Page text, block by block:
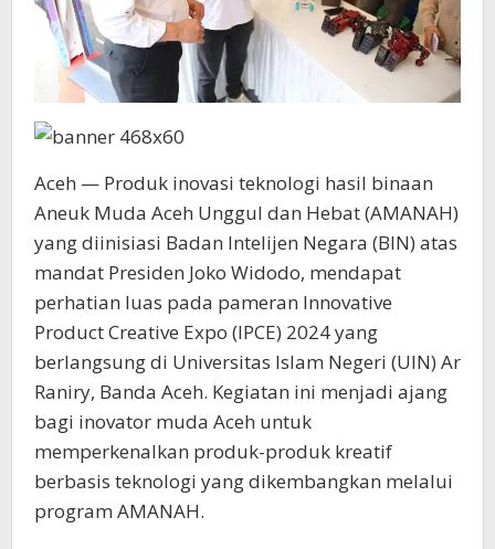
Aceh — Produk inovasi teknologi hasil binaan
Aneuk Muda Aceh Unggul dan Hebat (AMANAH)
yang diinisiasi Badan Intelijen Negara (BIN) atas
mandat Presiden Joko Widodo, mendapat
perhatian luas pada pameran Innovative
Product Creative Expo (IPCE) 2024 yang
berlangsung di Universitas Islam Negeri (UIN) Ar
Raniry, Banda Aceh. Kegiatan ini menjadi ajang
bagi inovator muda Aceh untuk
memperkenalkan produk-produk kreatif
berbasis teknologi yang dikembangkan melalui
program AMANAH.